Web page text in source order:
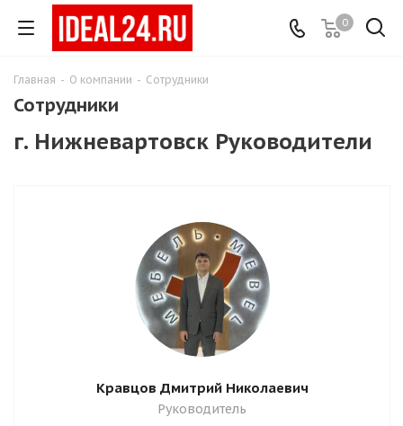
0
Главная - О компании - Сотрудники
Сотрудники
г. Нижневартовск Руководители
Кравцов Дмитрий Николаевич
Руководитель